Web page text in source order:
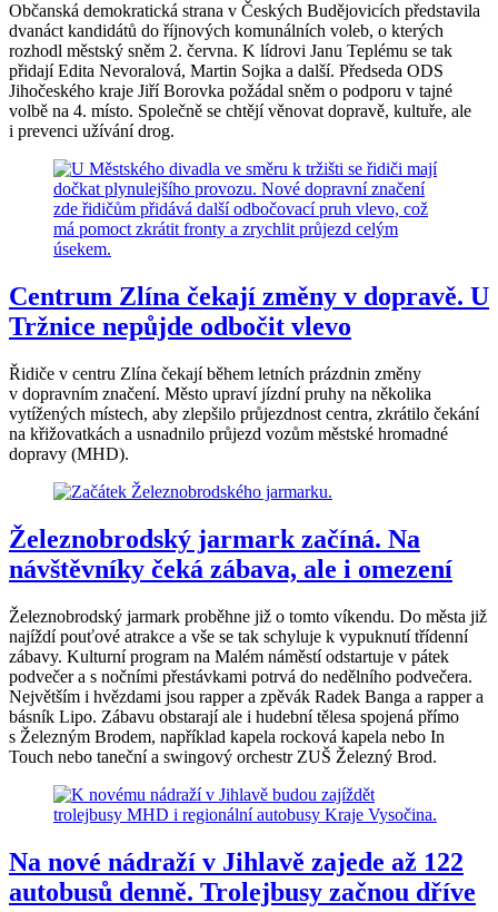
Občanská demokratická strana v Českých Budějovicích představila
dvanáct kandidátů do říjnových komunálních voleb, o kterých
rozhodl městský sněm 2. června. K lídrovi Janu Teplému se tak
přidají Edita Nevoralová, Martin Sojka a další. Předseda ODS
Jihočeského kraje Jiří Borovka požádal sněm o podporu v tajné
volbě na 4. místo. Společně se chtějí věnovat dopravě, kultuře, ale
i prevenci užívání drog.
Centrum Zlína čekají změny v dopravě. U
Tržnice nepůjde odbočit vlevo
Řidiče v centru Zlína čekají během letních prázdnin změny
v dopravním značení. Město upraví jízdní pruhy na několika
vytížených místech, aby zlepšilo průjezdnost centra, zkrátilo čekání
na křižovatkách a usnadnilo průjezd vozům městské hromadné
dopravy (MHD).
Železnobrodský jarmark začíná. Na
návštěvníky čeká zábava, ale i omezení
Železnobrodský jarmark proběhne již o tomto víkendu. Do města již
najíždí pouťové atrakce a vše se tak schyluje k vypuknutí třídenní
zábavy. Kulturní program na Malém náměstí odstartuje v pátek
podvečer a s nočními přestávkami potrvá do nedělního podvečera.
Největším i hvězdami jsou rapper a zpěvák Radek Banga a rapper a
básník Lipo. Zábavu obstarají ale i hudební tělesa spojená přímo
s Železným Brodem, například kapela rocková kapela nebo In
Touch nebo taneční a swingový orchestr ZUŠ Železný Brod.
Na nové nádraží v Jihlavě zajede až 122
autobusů denně. Trolejbusy začnou dříve